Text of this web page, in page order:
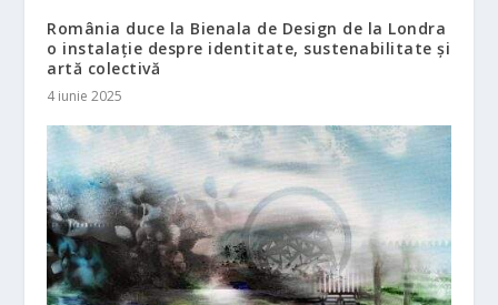
România duce la Bienala de Design de la Londra
o instalație despre identitate, sustenabilitate și
artă colectivă
4 iunie 2025